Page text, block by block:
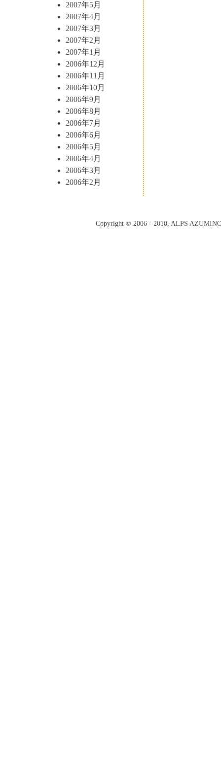
2007年5月
2007年4月
2007年3月
2007年2月
2007年1月
2006年12月
2006年11月
2006年10月
2006年9月
2006年8月
2006年7月
2006年6月
2006年5月
2006年4月
2006年3月
2006年2月
Copyright © 2006 - 2010, ALPS